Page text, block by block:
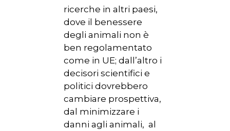
ricerche in altri paesi,
dove il benessere
degli animali non è
ben regolamentato
come in UE; dall’altro i
decisori scientifici e
politici dovrebbero
cambiare prospettiva,
dal minimizzare i
danni agli animali, al